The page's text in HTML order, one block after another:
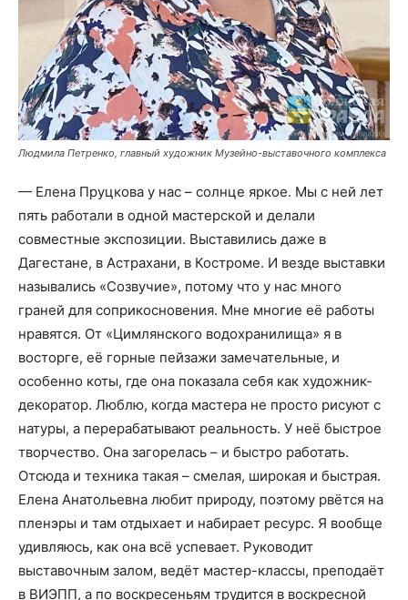
Людмила Петренко, главный художник Музейно-выставочного комплекса
— Елена Пруцкова у нас – солнце яркое. Мы с ней лет
пять работали в одной мастерской и делали
совместные экспозиции. Выставились даже в
Дагестане, в Астрахани, в Костроме. И везде выставки
назывались «Созвучие», потому что у нас много
граней для соприкосновения. Мне многие её работы
нравятся. От «Цимлянского водохранилища» я в
восторге, её горные пейзажи замечательные, и
особенно коты, где она показала себя как художник-
декоратор. Люблю, когда мастера не просто рисуют с
натуры, а перерабатывают реальность. У неё быстрое
творчество. Она загорелась – и быстро работать.
Отсюда и техника такая – смелая, широкая и быстрая.
Елена Анатольевна любит природу, поэтому рвётся на
пленэры и там отдыхает и набирает ресурс. Я вообще
удивляюсь, как она всё успевает. Руководит
выставочным залом, ведёт мастер-классы, преподаёт
в ВИЭПП, а по воскресеньям трудится в воскресной